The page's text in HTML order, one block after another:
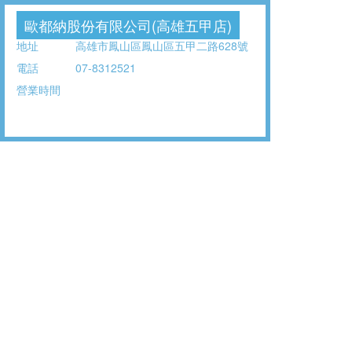
歐都納股份有限公司(高雄五甲店)
地址
高雄市鳳山區鳳山區五甲二路628號
電話
07-8312521
營業時間